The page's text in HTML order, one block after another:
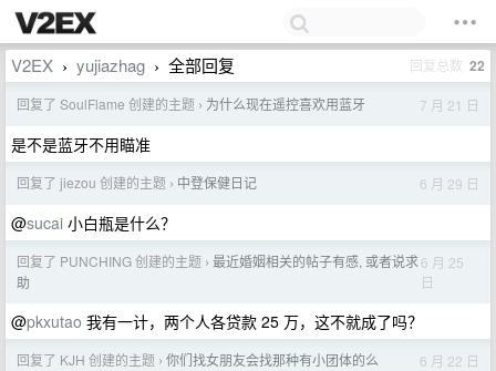
V2EX › yujiazhag › 全部回复 回复总数 22
回复了 SoulFlame 创建的主题 › 为什么现在遥控喜欢用蓝牙 7 月 21 日
是不是蓝牙不用瞄准
回复了 jiezou 创建的主题 › 中登保健日记 6 月 29 日
@sucai 小白瓶是什么？
回复了 PUNCHING 创建的主题 › 最近婚姻相关的帖子有感, 或者说求
助
6 月 25
日
@pkxutao 我有一计，两个人各贷款 25 万，这不就成了吗？
回复了 KJH 创建的主题 › 你们找女朋友会找那种有小团体的么 6 月 22 日